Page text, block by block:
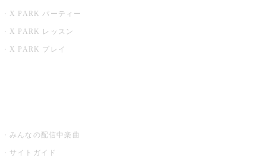
X PARK パーティー
X PARK レッスン
X PARK プレイ
みんなの配信中楽曲
サイトガイド